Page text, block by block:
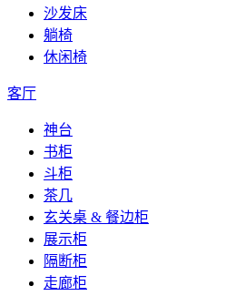
沙发床
躺椅
休闲椅
客厅
神台
书柜
斗柜
茶几
玄关桌 & 餐边柜
展示柜
隔断柜
走廊柜